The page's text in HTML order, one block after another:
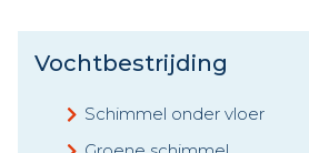
Vochtbestrijding
Schimmel onder vloer